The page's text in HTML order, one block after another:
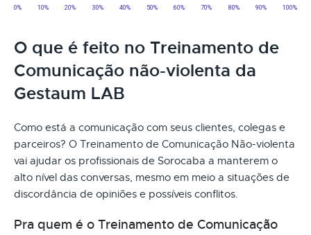
O que é feito no Treinamento de
Comunicação não-violenta da
Gestaum LAB
Como está a comunicação com seus clientes, colegas e
parceiros? O Treinamento de Comunicação Não-violenta
vai ajudar os profissionais de Sorocaba a manterem o
alto nível das conversas, mesmo em meio a situações de
discordância de opiniões e possíveis conflitos.
Pra quem é o Treinamento de Comunicação